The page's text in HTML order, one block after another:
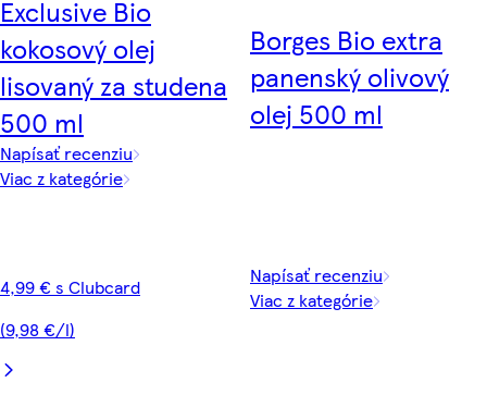
Exclusive Bio
kokosový olej
lisovaný za studena
500 ml
Napísať recenziu
Viac z kategórie
4,99 € s Clubcard
(9,98 €/l)
Borges Bio extra
panenský olivový
olej 500 ml
Napísať recenziu
Viac z kategórie